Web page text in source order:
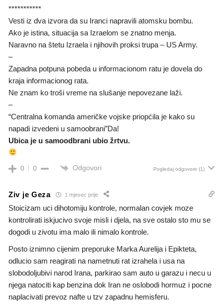
***********
Vesti iz dva izvora da su Iranci napravili atomsku bombu.
Ako je istina, situacija sa Izraelom se znatno menja.
Naravno na štetu Izraela i njihovih proksi trupa – US Army.
–
Zapadna potpuna pobeda u informacionom ratu je dovela do
kraja informacionog rata.
Ne znam ko troši vreme na slušanje nepovezane laži.
–
“Centralna komanda američke vojske priopćila je kako su
napadi izvedeni u samoobrani”Da!
Ubica je u samoodbrani ubio žrtvu.
0 0 Odgovori Pogledaj odgovore (1)
Ziv je Geza 1 mjesec prije
Stoicizam uci dihotomiju kontrole, normalan covjek moze
kontrolirati iskjucivo svoje misli i djela, na sve ostalo sto mu se
dogodi u zivotu ima malo ili nimalo kontrole.
Posto iznimno cijenim preporuke Marka Aurelija i Epikteta,
odlucio sam reagirati na nametnuti rat izrahela i usa na
slobodoljubivi narod Irana, parkirao sam auto u garazu i necu u
njega natociti kap benzina dok Iran ne oslobodi hormuz i pocne
naplacivati prevoz nafte u tzv zapadnu hemisferu.